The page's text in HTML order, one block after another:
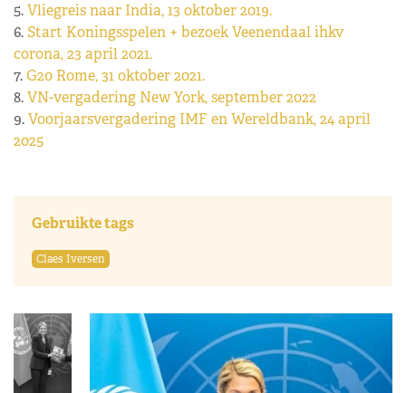
5.Vliegreis naar India, 13 oktober 2019.
6. Start Koningsspelen + bezoek Veenendaal ihkv
corona, 23 april 2021.
7.G20 Rome, 31 oktober 2021.
8.VN-vergadering New York, september 2022
9.Voorjaarsvergadering IMF en Wereldbank, 24 april
2025
Gebruikte tags
Claes Iversen